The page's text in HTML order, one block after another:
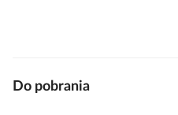
Do pobrania